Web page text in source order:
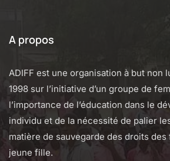
A propos
ADIFF est une organisation à but non
1998 sur l’initiative d’un groupe de
l’importance de l’éducation dans le
individu et de la nécessité de palier
matière de sauvegarde des droits des
jeune fille.